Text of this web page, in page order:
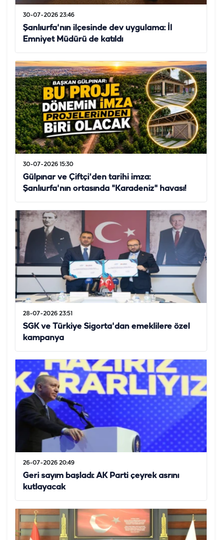
30-07-2026 23:46
Şanlıurfa'nın ilçesinde dev uygulama: İl
Emniyet Müdürü de katıldı
30-07-2026 15:30
Gülpınar ve Çiftçi'den tarihi imza:
Şanlıurfa'nın ortasında "Karadeniz" havası!
28-07-2026 23:51
SGK ve Türkiye Sigorta'dan emeklilere özel
kampanya
26-07-2026 20:49
Geri sayım başladı: AK Parti çeyrek asrını
kutlayacak